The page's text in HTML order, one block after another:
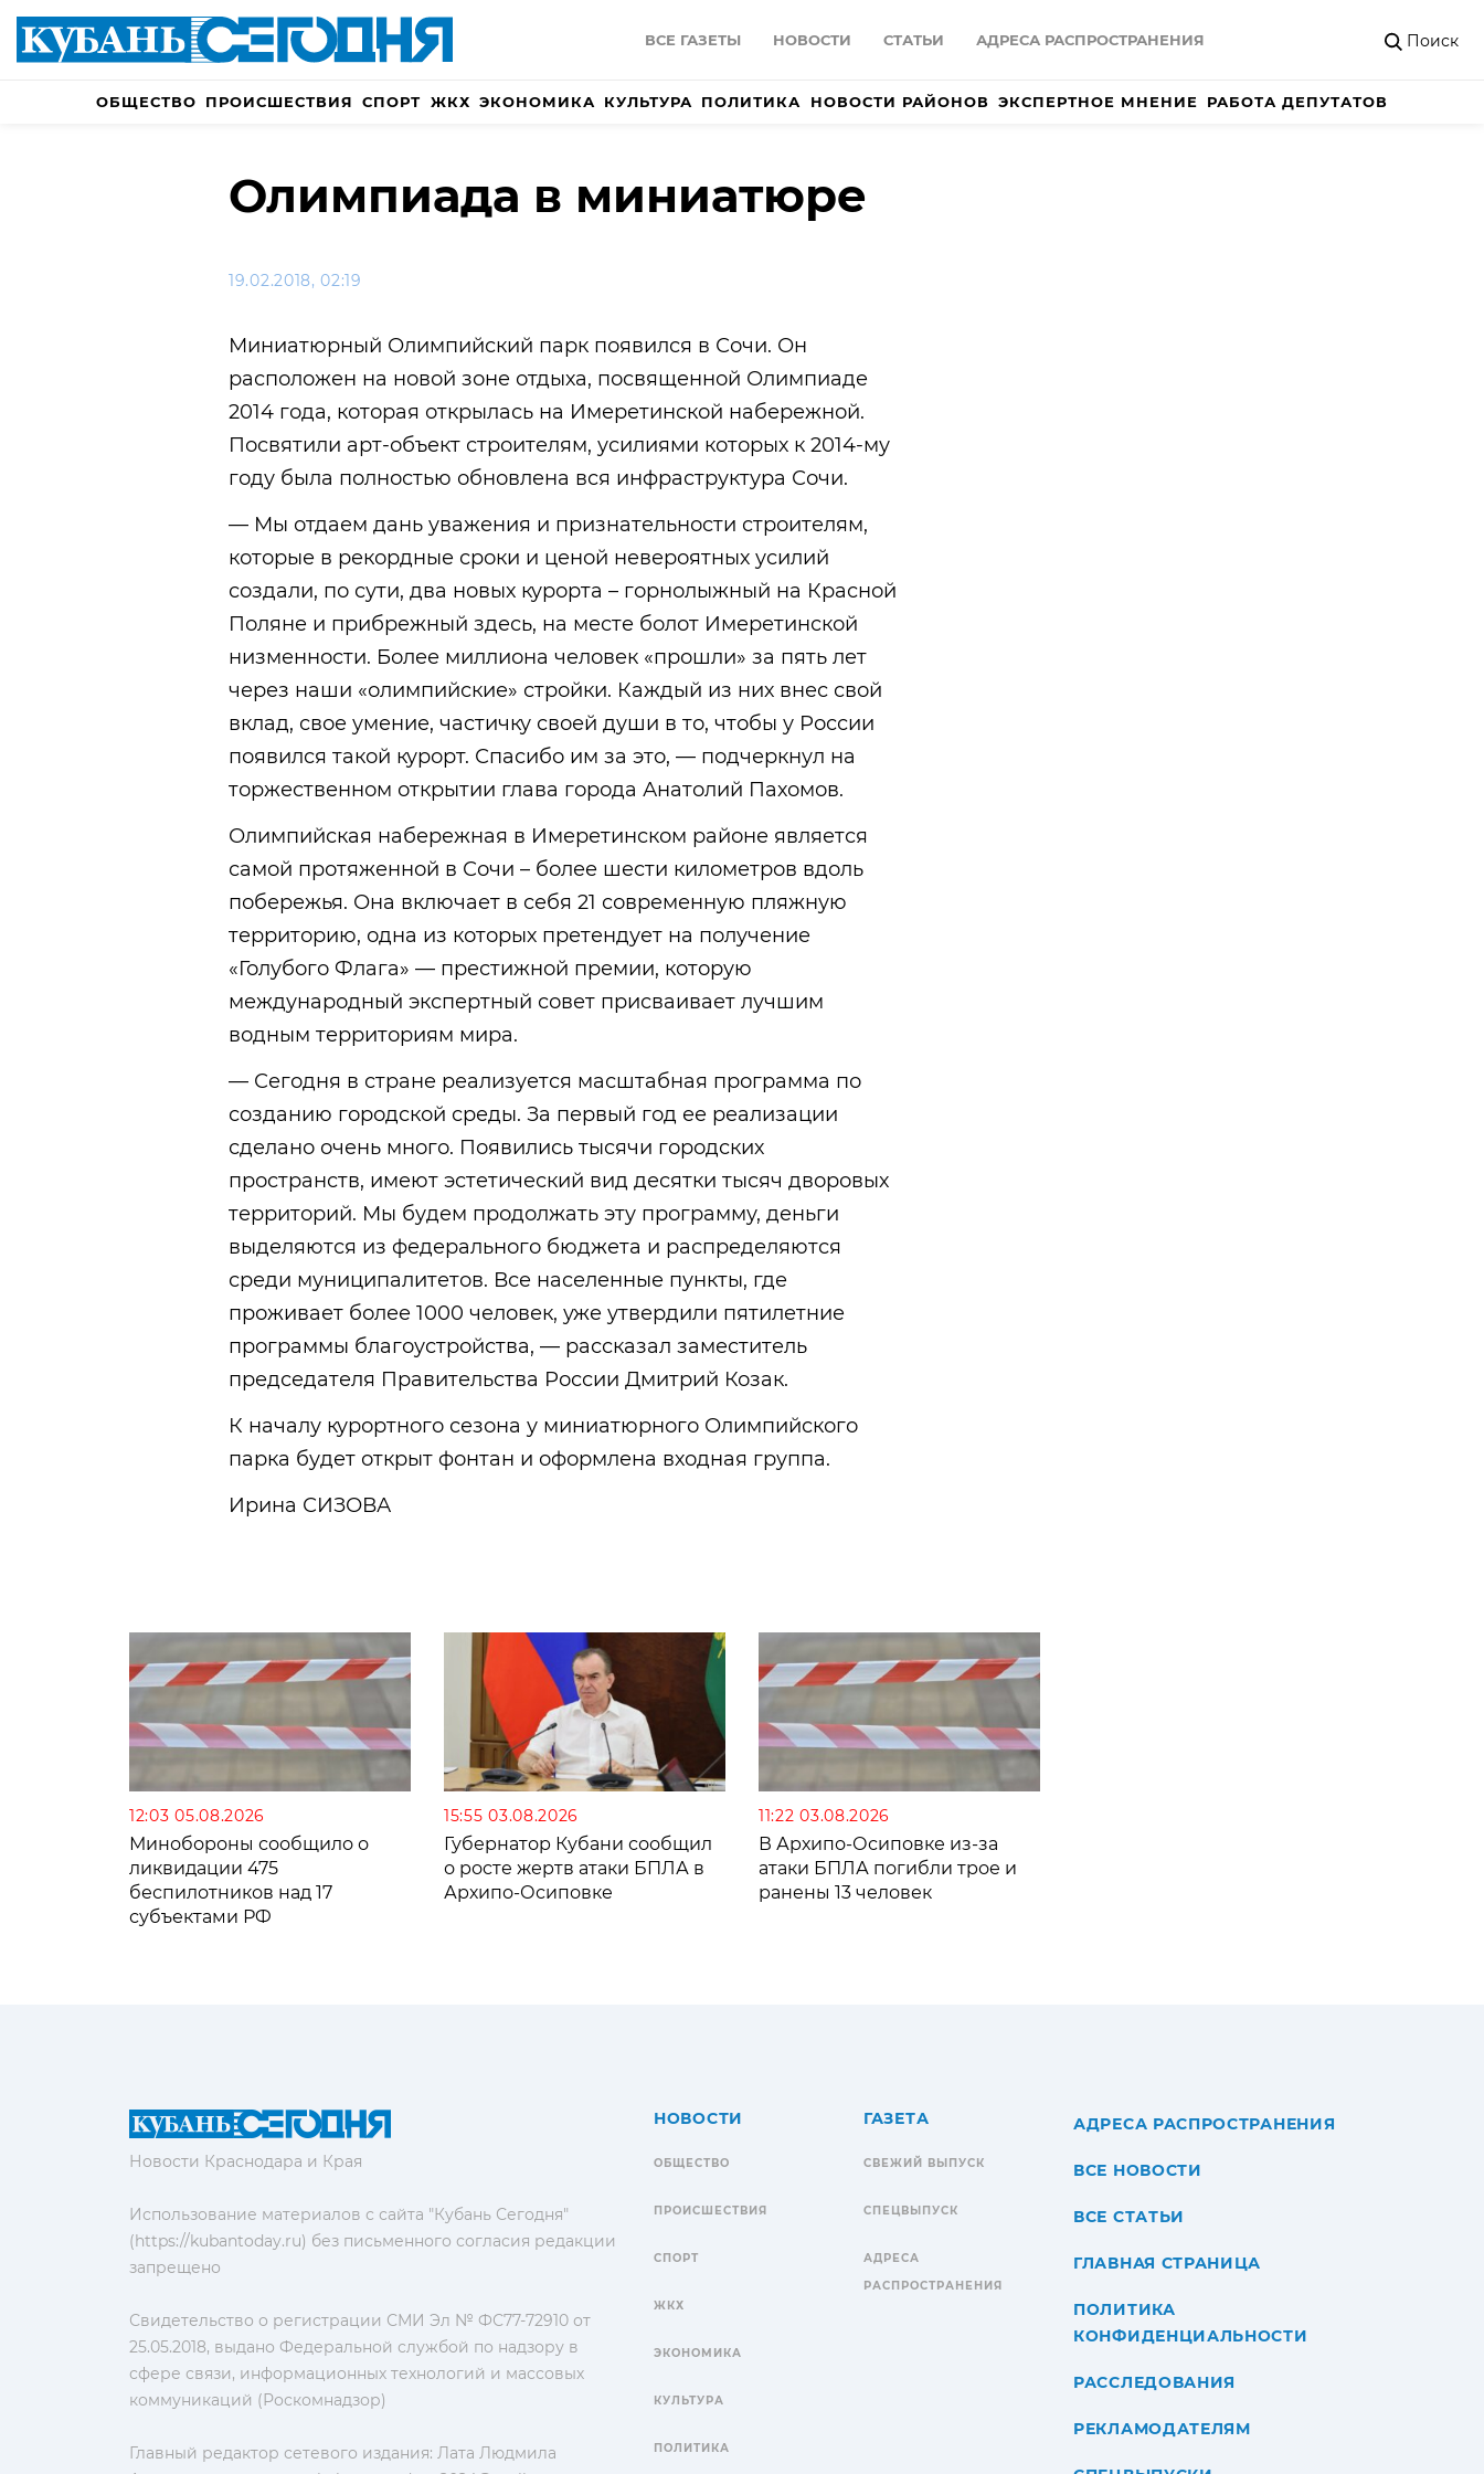
ВСЕ ГАЗЕТЫ НОВОСТИ СТАТЬИ АДРЕСА РАСПРОСТРАНЕНИЯ Поиск
ОБЩЕСТВО ПРОИСШЕСТВИЯ СПОРТ ЖКХ ЭКОНОМИКА КУЛЬТУРА ПОЛИТИКА НОВОСТИ РАЙОНОВ ЭКСПЕРТНОЕ МНЕНИЕ РАБОТА ДЕПУТАТОВ
Олимпиада в миниатюре
19.02.2018, 02:19
Миниатюрный Олимпийский парк появился в Сочи. Он
расположен на новой зоне отдыха, посвященной Олимпиаде
2014 года, которая открылась на Имеретинской набережной.
Посвятили арт-объект строителям, усилиями которых к 2014-му
году была полностью обновлена вся инфраструктура Сочи.
— Мы отдаем дань уважения и признательности строителям,
которые в рекордные сроки и ценой невероятных усилий
создали, по сути, два новых курорта – горнолыжный на Красной
Поляне и прибрежный здесь, на месте болот Имеретинской
низменности. Более миллиона человек «прошли» за пять лет
через наши «олимпийские» стройки. Каждый из них внес свой
вклад, свое умение, частичку своей души в то, чтобы у России
появился такой курорт. Спасибо им за это, — подчеркнул на
торжественном открытии глава города Анатолий Пахомов.
Олимпийская набережная в Имеретинском районе является
самой протяженной в Сочи – более шести километров вдоль
побережья. Она включает в себя 21 современную пляжную
территорию, одна из которых претендует на получение
«Голубого Флага» — престижной премии, которую
международный экспертный совет присваивает лучшим
водным территориям мира.
— Сегодня в стране реализуется масштабная программа по
созданию городской среды. За первый год ее реализации
сделано очень много. Появились тысячи городских
пространств, имеют эстетический вид десятки тысяч дворовых
территорий. Мы будем продолжать эту программу, деньги
выделяются из федерального бюджета и распределяются
среди муниципалитетов. Все населенные пункты, где
проживает более 1000 человек, уже утвердили пятилетние
программы благоустройства, — рассказал заместитель
председателя Правительства России Дмитрий Козак.
К началу курортного сезона у миниатюрного Олимпийского
парка будет открыт фонтан и оформлена входная группа.
Ирина СИЗОВА
12:03 05.08.2026
Минобороны сообщило о
ликвидации 475
беспилотников над 17
субъектами РФ
15:55 03.08.2026
Губернатор Кубани сообщил
о росте жертв атаки БПЛА в
Архипо-Осиповке
11:22 03.08.2026
В Архипо-Осиповке из-за
атаки БПЛА погибли трое и
ранены 13 человек
Новости Краснодара и Края
Использование материалов с сайта "Кубань Сегодня"
(https://kubantoday.ru) без письменного согласия редакции
запрещено
Свидетельство о регистрации СМИ Эл № ФС77-72910 от
25.05.2018, выдано Федеральной службой по надзору в
сфере связи, информационных технологий и массовых
коммуникаций (Роскомнадзор)
Главный редактор сетевого издания: Лата Людмила
НОВОСТИ
ОБЩЕСТВО
ПРОИСШЕСТВИЯ
СПОРТ
ЖКХ
ЭКОНОМИКА
КУЛЬТУРА
ПОЛИТИКА
ГАЗЕТА
СВЕЖИЙ ВЫПУСК
СПЕЦВЫПУСК
АДРЕСА
РАСПРОСТРАНЕНИЯ
АДРЕСА РАСПРОСТРАНЕНИЯ
ВСЕ НОВОСТИ
ВСЕ СТАТЬИ
ГЛАВНАЯ СТРАНИЦА
ПОЛИТИКА
КОНФИДЕНЦИАЛЬНОСТИ
РАССЛЕДОВАНИЯ
РЕКЛАМОДАТЕЛЯМ